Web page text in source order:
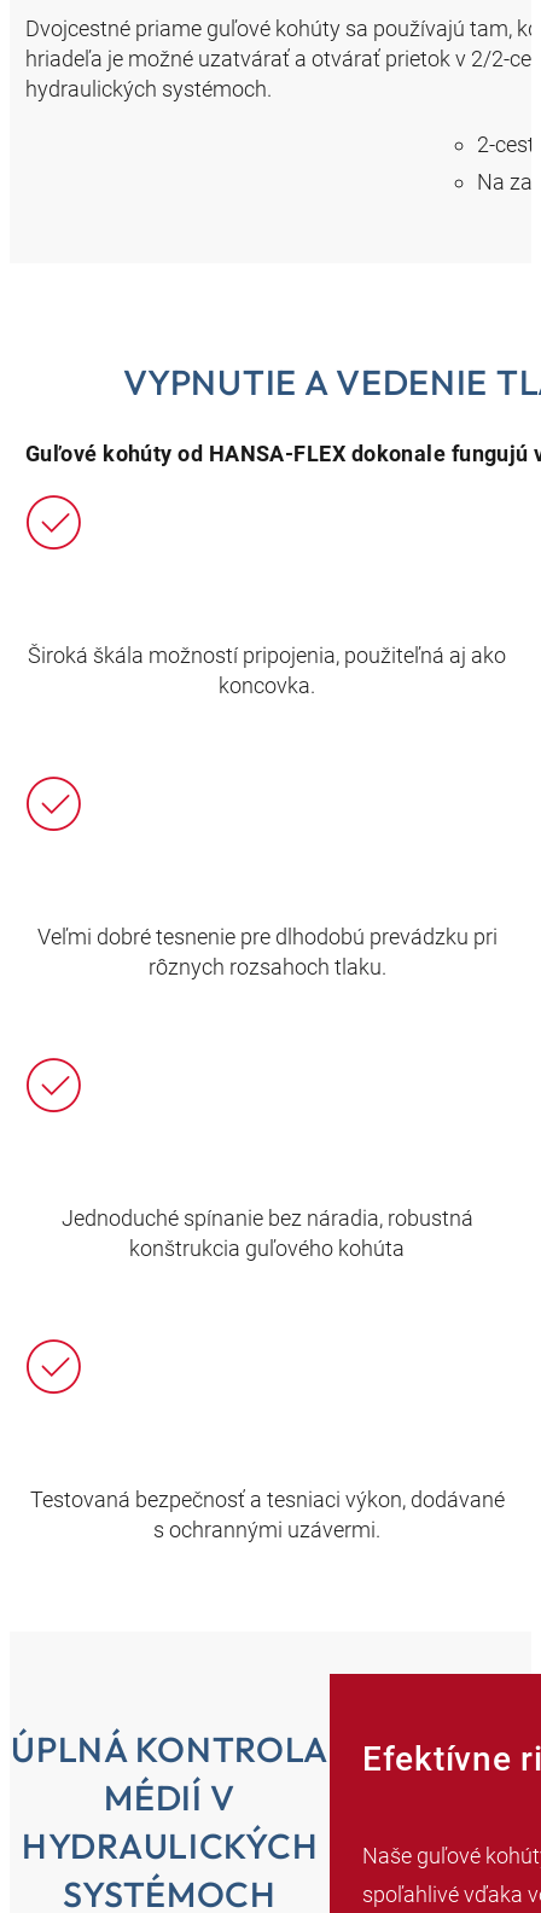
Dvojcestné priame guľové kohúty sa používajú tam,
hriadeľa je možné uzatvárať a otvárať prietok v 2/2-
hydraulických systémoch.
2-
Na
VYPNUTIE A VEDENIE
Guľové kohúty od HANSA-FLEX dokonale
Široká škála možností pripojenia, použiteľná aj ako
koncovka.
Veľmi dobré tesnenie pre dlhodobú prevádzku pri
rôznych rozsahoch tlaku.
Jednoduché spínanie bez náradia, robustná
konštrukcia guľového kohúta
Testovaná bezpečnosť a tesniaci výkon, dodávané
s ochrannými uzávermi.
ÚPLNÁ KONTROLA
MÉDIÍ V
HYDRAULICKÝCH
SYSTÉMOCH
Efektívne
Naše guľové
spoľahlivé vďaka